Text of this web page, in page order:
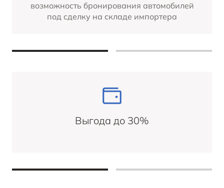
BESTUNE В СОЦСЕТЯХ
возможность бронирования автомобилей
под сделку на складе импортера
Выгода до 30%